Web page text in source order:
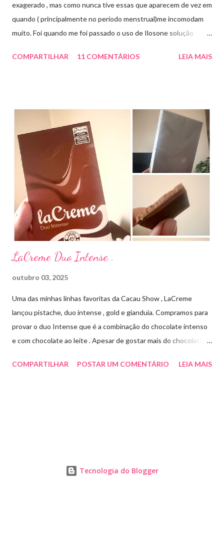
exagerado , mas como nunca tive essas que aparecem de vez em
quando ( principalmente no período menstrual)me incomodam
muito. Foi quando me foi passado o uso de Ilosone solução
uma consulta com o dermatologista) O Ilosone é um antibiótico
aplico sobre a acne ( geralmente uso a noite). Informação do
produto: ILOSONE TÓPICO SOLUÇÃO (eritromicina) é um
antibiótico de amplo espectro produzido por uma cepa de
Streptomyces erythraeus. É básico e forma rapidamente sais
com os ácidos. Forma farmacêutica e Apresentação ILOSONE
TÓPICO SOLUÇÃO é apresentado sob a forma líquida em
frascos de 120 ml. USO PEDIÁTRICO E ADULTO. Composição
Cada ml contém: Eritromicina base 20 mg Excipientes q.s....
COMPARTILHAR 11 COMENTÁRIOS LEIA MAIS
LaCreme Duo Intense .
outubro 03, 2025
Uma das minhas linhas favoritas da Cacau Show , LaCreme
lançou pistache, duo intense , gold e gianduia. Compramos para
provar o duo Intense que é a combinação do chocolate intenso
e com chocolate ao leite . Apesar de gostar mais do chocolate
medida certa ( tem sabor e cremosidade ). Preço R$19,99 .
COMPARTILHAR POSTAR UM COMENTÁRIO LEIA MAIS
Tecnologia do Blogger